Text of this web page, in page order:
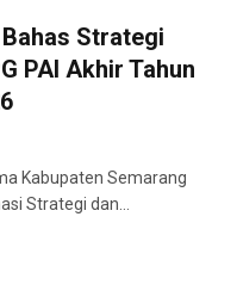
Strategi
PAI Akhir Tahun
Kabupaten Semarang
Strategi dan…